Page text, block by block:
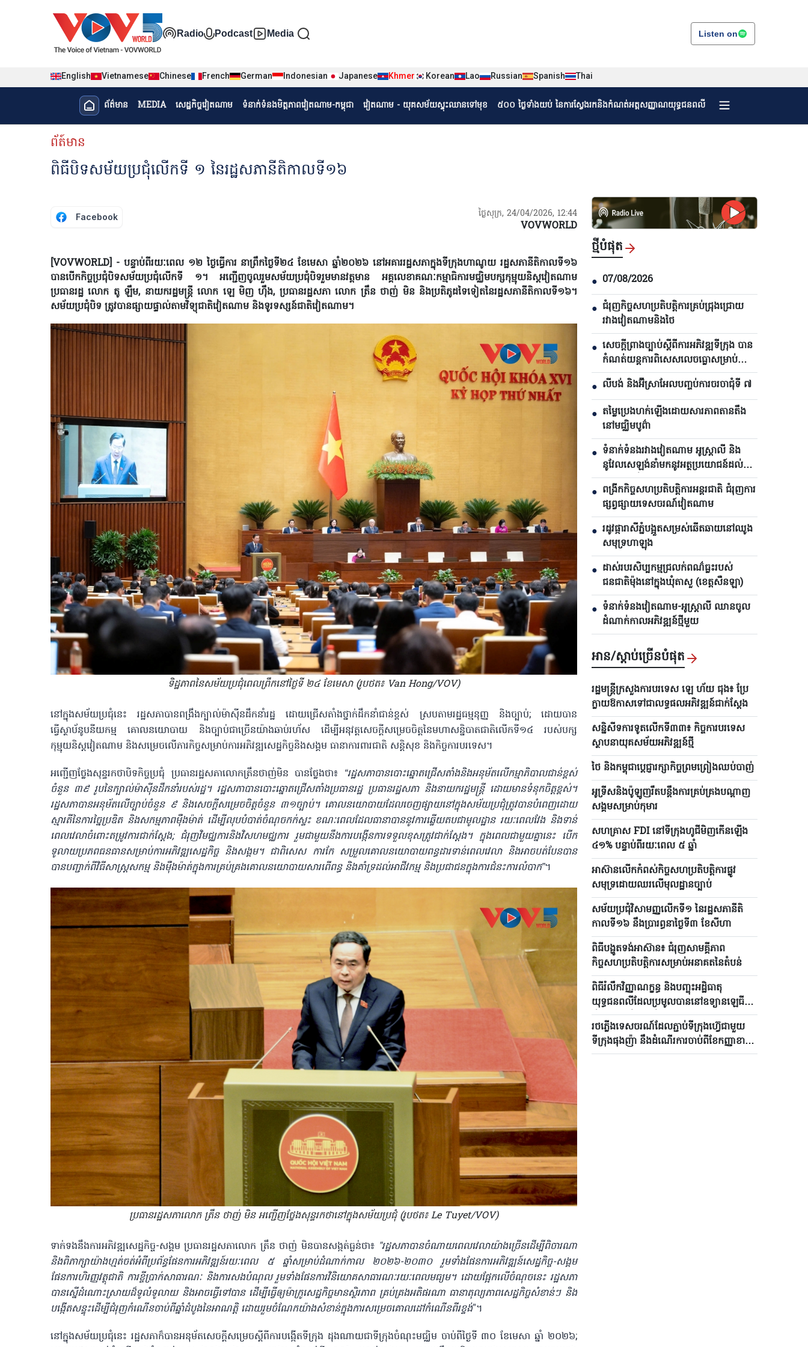
Đa phương tiện tiếng Khmer
Radio Podcast Media Listen on
English Vietnamese Chinese French German Indonesian Japanese Khmer Korean Lao Russian Spanish Thai
Menu trang chủ tiếng Khmer
ព័ត៌មាន​ MEDIA សេដ្ឋកិច្ចវៀតណាម ទំនាក់ទំនងមិត្តភាពវៀតណាម-កម្ពុជា វៀតណាម - យុគសម័យស្ទុះឈានទៅមុខ ៥០០ ថ្ងៃទាំងយប់ នៃការស្វែងរកនិងកំណត់អត្តសញ្ញាណយុទ្ធជនពលី
menu phụ tiếng Khmer
ព័ត៍មាន
ពិធីបិទសម័យប្រជុំលើកទី ១ នៃរដ្ឋសភានីតិកាលទី១៦
Facebook ថ្ងៃសុក្រ, 24/04/2026, 12:44
VOVWORLD
[VOVWORLD] - បន្ទាប់ពីរយៈពេល ១២ ថ្ងៃធ្វើការ នាព្រឹកថ្ងៃទី២៤ ខែមេសា ឆ្នាំ២០២៦ នៅអគាររដ្ឋសភាក្នុងទីក្រុងហាណូយ រដ្ឋសភានីតិកាលទី១៦
បានបើកកិច្ចប្រជុំបិទសម័យប្រជុំលើកទី ១។ អញ្ជើញចូលរួមសម័យប្រជុំបិទរួមមានវត្តមាន អគ្គលេខាគណៈកម្មាធិការមជ្ឈិមបក្សកុម្មុយនិស្តវៀតណាម
ប្រធានរដ្ឋ លោក តូ ឡឹម, នាយករដ្ឋមន្ត្រី លោក ឡេ មិញ ហ៊ឹង, ប្រធានរដ្ឋសភា លោក ត្រឹន ថាញ់ មិន និងប្រតិភូដទៃទៀតនៃរដ្ឋសភានីតិកាលទី១៦។
សម័យប្រជុំបិទ ត្រូវបានផ្សាយផ្ទាល់តាមវិទ្យុជាតិវៀតណាម និងទូរទស្សន៍ជាតិវៀតណាម។
ទិដ្ឋភាពនៃសម័យប្រជុំពេលព្រឹកនៅថ្ងៃទី ២៤ ខែមេសា (រូបថត៖ Van Hong/VOV)
នៅក្នុងសម័យប្រជុំនេះ រដ្ឋសភាបានពង្រឹងក្បាល់ម៉ាស៊ីនដឹកនាំរដ្ឋ ដោយជ្រើសតាំងថ្នាក់ដឹកនាំជាន់ខ្ពស់ ស្របតាមរដ្ឋធម្មនុញ្ញ និងច្បាប់; ដោយបាន
ធ្វើស្ថាប័នូបនីយកម្ម គោលនយោបាយ និងច្បាប់ជាច្រើនយ៉ាងឆាប់រហ័ស ដើម្បីអនុវត្តសេចក្តីសម្រេចចិត្តនៃមហាសន្និបាតជាតិលើកទី១៤ របស់បក្ស
កុម្មុយនិស្តវៀតណាម និងសម្រេចលើភារកិច្ចសម្រាប់ការអភិវឌ្ឍសេដ្ឋកិច្ចនិងសង្គម ធានាការពារជាតិ សន្តិសុខ និងកិច្ចការបរទេស។
អញ្ជើញថ្លែងសុន្ទរកថាបិទកិច្ចប្រជុំ ប្រធានរដ្ឋសភាលោកត្រឹន​ថាញ់មិន បានថ្លែងថា៖ “រដ្ឋសភាបានបោះឆ្នោតជ្រើសតាំងនិងអនុម័តលើកម្មាភិបាលជាន់ខ្ពស់
ចំនួន ៣៩ រូបនៃក្បាល់ម៉ាស៊ីនដឹកនាំរបស់រដ្ឋ។ រដ្ឋសភាបានបោះឆ្នោតជ្រើសតាំងប្រធានរដ្ឋ ប្រធានរដ្ឋសភា និងនាយករដ្ឋមន្ត្រី ដោយមានទំនុកចិត្តខ្ពស់។
រដ្ឋសភាបានអនុម័តលើច្បាប់ចំនួន ៩ និងសេចក្តីសម្រេចចិត្តចំនួន ៣១ច្បាប់។ គោលនយោបាយដែលចេញផ្សាយនៅក្នុងសម័យប្រជុំត្រូវបានបំពេញដោយ
ស្មារតីនៃការច្នៃប្រឌិត និងសកម្មភាពម៉ឺងម៉ាត់ ដើម្បីលុបបំបាត់ចំណុចកក់ស្ទះ ខណៈពេលដែលធានាបាននូវការឆ្លើយតបជាមូលដ្ឋាន រយៈពេលវែង និងទាន់
ពេលវេលាចំពោះតម្រូវការជាក់ស្តែង; ជំរុញវិមជ្ឈការនិងវិសហមជ្ឈការ រួមជាមួយនឹងការបង្កើនការទទួលខុសត្រូវជាក់ស្តែង។ ក្នុងពេលជាមួយគ្នានេះ បើក
ទូលាយប្រភពធនធានសម្រាប់ការអភិវឌ្ឍសេដ្ឋកិច្ច និងសង្គម។ ជាពិសេស ការកែ សម្រួលគោលនយោបាយពន្ធដារទាន់ពេលវេលា និងអាចបត់បែនបាន
បានបញ្ជាក់ពីវិធីសាស្រ្តសកម្ម និងម៉ឺងម៉ាត់ក្នុងការគ្រប់គ្រងគោលនយោបាយសារពើពន្ធ និងគាំទ្រដល់អាជីវកម្ម និងប្រជាជនក្នុងការជំនះការលំបាក”។
ប្រធានរដ្ឋសភាលោ​ក ត្រឹន ថាញ់ មិន អញ្ជើញថ្លែងសុន្ទរកថានៅក្នុងសម័យប្រជុំ (រូបថត៖ Le Tuyet/VOV)
ទាក់ទងនឹងការអភិវឌ្ឍសេដ្ឋកិច្ច-សង្គម ប្រធានរដ្ឋសភាលោក ត្រឹន ថាញ់ មិនបានសង្កត់ធ្ងន់ថា៖ "រដ្ឋសភាបានចំណាយពេលវេលាយ៉ាងច្រើនដើម្បីពិចារណា
និងពិភាក្សាយ៉ាងហ្មត់ចត់អំពីប្រព័ន្ធផែនការអភិវឌ្ឍន៍រយៈពេល ៥ ឆ្នាំសម្រាប់ដំណាក់កាល ២០២៦-២០៣០ រួមទាំងផែនការអភិវឌ្ឍន៍សេដ្ឋកិច្ច-សង្គម
ផែនការហិរញ្ញវត្ថុជាតិ ការខ្ចីប្រាក់សាធារណៈ និងការសងបំណុល រួមទាំងផែនការវិនិយោគសាធារណៈរយៈពេលមធ្យម។ ដោយផ្អែកលើចំណុចនេះ រដ្ឋសភា
បានស្នើដំណោះស្រាយដ៏ទូលំទូលាយ និងអាចធ្វើទៅបាន ដើម្បីធ្វើឲ្យម៉ាក្រូសេដ្ឋកិច្ចមានស្ថិរភាព គ្រប់គ្រងអតិផរណា ធានាតុល្យភាពសេដ្ឋកិច្ចសំខាន់ៗ និង
បង្កើតសន្ទុះដើម្បីជំរុញកំណើនចាប់ពីឆ្នាំដំបូងនៃអាណត្តិ ដោយរួមចំណែកយ៉ាងសំខាន់ក្នុងការសម្រេចគោលដៅកំណើនពីរខ្ទង់"។
នៅក្នុងសម័យប្រជុំនេះ រដ្ឋសភាក៏បានអនុម័តសេចក្តីសម្រេចស្តីពីការបង្កើតទីក្រុង ដុងណាយជាទីក្រុងចំណុះមជ្ឈិម ចាប់ពីថ្ងៃទី ៣០ ខែមេសា ឆ្នាំ ២០២៦;
ថ្មីបំផុត
● 07/08/2026
● ជំរុញកិច្ចសហប្រតិបត្តិការគ្រប់ជ្រុងជ្រោយ
រវាងវៀតណាមនិងថៃ
● សេចក្តីព្រាងច្បាប់ស្តីពីការអភិវឌ្ឍទីក្រុង បាន​
កំណត់យន្តការពិសេសលេចធ្លោសម្រាប់
ទីក្រុងហូជីមិញ
● លីបង់ និងអ៊ីស្រាអែលបញ្ចប់ការចរចាជុំទី ៧​
● តម្លៃប្រេងហក់ឡើងដោយសារភាពតានតឹង
នៅមជ្ឈិមបូព៌ា
● ទំនាក់ទំនងរវាងវៀតណាម អូស្ត្រាលី និង
នូវែលសេឡង់នាំមកនូវអត្ថប្រយោជន៍ដល់
គ្រប់ភាគីទាំងអស់
● ពង្រីកកិច្ចសហប្រតិបត្តិការអន្តរជាតិ ជំរុញការ
ផ្សព្វផ្សាយទេសចរណ៍វៀតណាម
● រដូវផ្ការាសីភ្នំបង្អួតសម្រស់ឆើតឆាយនៅឈូង
សមុទ្រហាឡុង
● ដាស់របរសិប្បកម្មជ្រលក់ពណ៌ធ្លះរបស់
ជនជាតិម៉ុងនៅក្នុងឃុំតាសួ (ខេត្តសឺនឡា)
● ទំនាក់ទំនងវៀតណាម-អូស្ត្រាលី ឈាន​ចូល
ដំណាក់កាលអភិវឌ្ឍន៍ថ្មីមួយ
អាន/ស្តាប់ច្រើនបំផុត
រដ្ឋមន្ត្រីក្រសួងការបរទេស ឡេ ហ័យ ជុង៖ ប្រែ
ក្លាយឱកាសទៅជាលទ្ធផលអភិវឌ្ឍន៍ជាក់ស្តែង
សន្និសីទការទូតលើកទី៣៣៖ កិច្ចការបរទេស
ស្ថាបនាយុគសម័យអភិវឌ្ឍន៍ថ្មី
ថៃ និងកម្ពុជាប្តេជ្ញារក្សាកិច្ចព្រមព្រៀងឈប់បាញ់
អូទ្រីសនិងប៉ូឡូញរឹតបន្តឹងការគ្រប់គ្រងបណ្តាញ
សង្គមសម្រាប់កុមារ
សហគ្រាស FDI នៅទីក្រុងហូជីមិញកើនឡើង
៤១% បន្ទាប់ពីរយៈពេល ៥ ឆ្នាំ
អាស៊ានលើកកំពស់កិច្ចសហប្រតិបត្តិការផ្លូវ
សមុទ្រដោយឈរលើមុលដ្ឋានច្បាប់
សម័យប្រជុំវិសាមញ្ញលើកទី១ នៃរដ្ឋសភានីតិ
កាលទី១៦ នឹងប្រារព្ធនាថ្ងៃទី៣ ខែសីហា
ពិធីបង្ហូតទង់អាស៊ាន៖ ជំរុញសាមគ្គីភាព
កិច្ចសហប្រតិបត្តិការសម្រាប់អនាគតនៃតំបន់
ពិធីរំលឹកវិញ្ញាណក្ខន្ធ និងបញ្ចុះអដ្ឋិធាតុ
យុទ្ធជនពលីដែលប្រមូលបាននៅឧទ្យានឡេធី
រៀងគ្រោងនឹងប្រព្រឹត្តទៅនៅខែសីហា
រថភ្លើងទេសចរណ៍ដែលភ្ជាប់ទីក្រុងហ៊្វេជាមួយ
ទីក្រុងផុងញ៉ា នឹងដំណើរការចាប់ពីខែកញ្ញាខាង
មុខ